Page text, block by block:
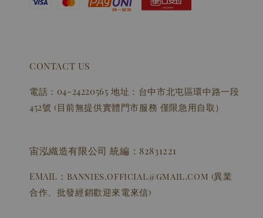
CONTACT US
電話：04-24220565 地址：台中市北屯區環中路一段
452號 (目前無提供實體門市服務 僅限急用自取）
宙泓織造有限公司 統編：82831221
EMAIL：bannies.official@gmail.com (異業
合作、批發經銷歡迎來電來信)